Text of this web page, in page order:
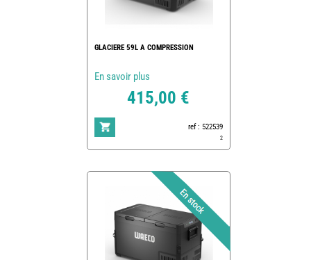
GLACIERE 59L A COMPRESSION
En savoir plus
415,00 €
ref : 522539
2